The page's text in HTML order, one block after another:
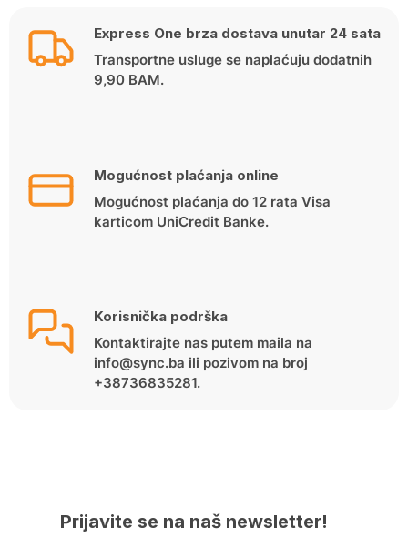
Express One brza dostava unutar 24 sata
Transportne usluge se naplaćuju dodatnih
9,90 BAM.
Mogućnost plaćanja online
Mogućnost plaćanja do 12 rata Visa
karticom UniCredit Banke.
Korisnička podrška
Kontaktirajte nas putem maila na
info@sync.ba ili pozivom na broj
+38736835281.
Prijavite se na naš newsletter!